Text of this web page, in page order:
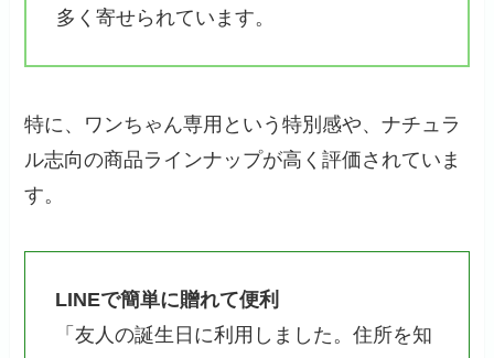
多く寄せられています。
特に、ワンちゃん専用という特別感や、ナチュラ
ル志向の商品ラインナップが高く評価されていま
す。
LINEで簡単に贈れて便利
「友人の誕生日に利用しました。住所を知